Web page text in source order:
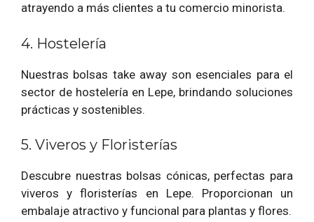
atrayendo a más clientes a tu comercio minorista.
4. Hostelería
Nuestras bolsas take away son esenciales para el
sector de hostelería en Lepe, brindando soluciones
prácticas y sostenibles.
5. Viveros y Floristerías
Descubre nuestras bolsas cónicas, perfectas para
viveros y floristerías en Lepe. Proporcionan un
embalaje atractivo y funcional para plantas y flores.